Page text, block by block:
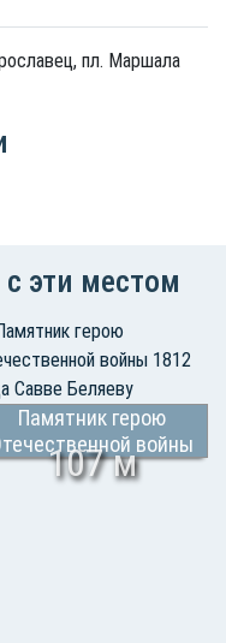
пл. Маршала
эти местом
Памятник герою
войны
года Савве Беляеву
107 м